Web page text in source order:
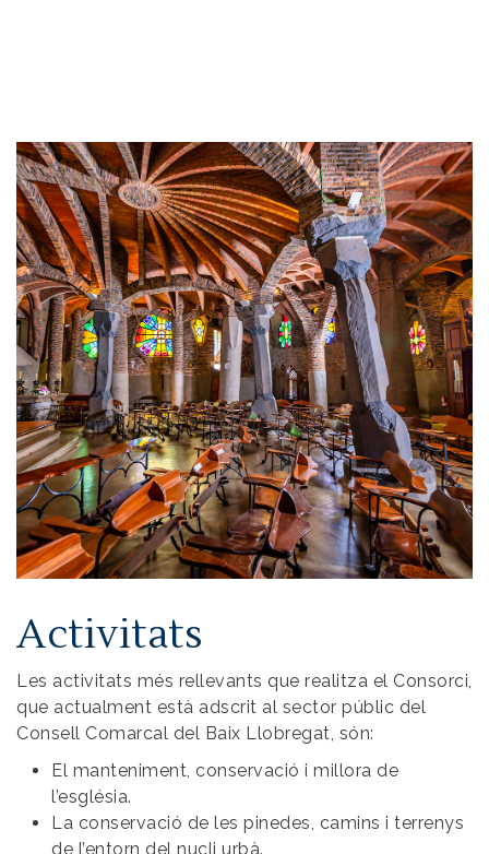
Imatge
Activitats
Les activitats més rellevants que realitza el Consorci,
que actualment està adscrit al sector públic del
Consell Comarcal del Baix Llobregat, són:
El manteniment, conservació i millora de
l’església.
La conservació de les pinedes, camins i terrenys
de l’entorn del nucli urbà.